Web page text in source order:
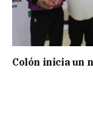
Colón inicia un